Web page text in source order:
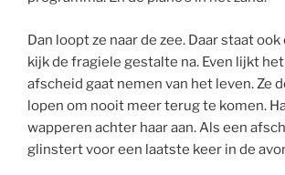
Dan loopt ze naar de zee. Daar staat ook
kijk de fragiele gestalte na. Even lijkt
afscheid gaat nemen van het leven. Ze
lopen om nooit meer terug te komen.
wapperen achter haar aan. Als een
glinstert voor een laatste keer in de